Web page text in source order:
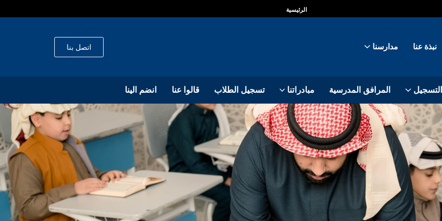
الرئيسية
نبذة عنا مدارسنا اتصل بنا
المرافق المدرسية مبادراتنا تسجيل الطلاب قالوا عنا انضم الينا